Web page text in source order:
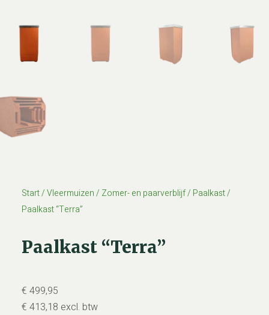
Start/Vleermuizen/ Zomer- en paarverblijf/ Paalkast/
Paalkast “Terra”
Paalkast “Terra”
€ 499,95
€ 413,18 excl. btw